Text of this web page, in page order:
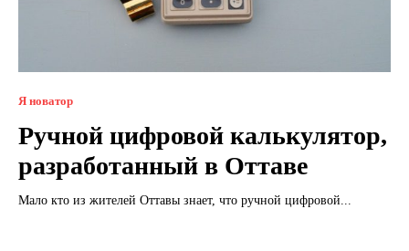
Я новатор
Ручной цифровой калькулятор,
разработанный в Оттаве
Мало кто из жителей Оттавы знает, что ручной цифровой...